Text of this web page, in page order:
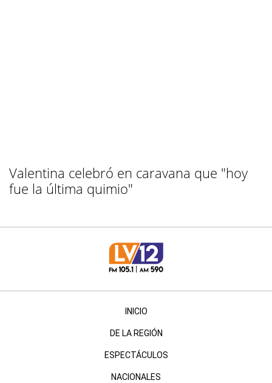
Valentina celebró en caravana que "hoy
fue la última quimio"
INICIO
DE LA REGIÓN
ESPECTÁCULOS
NACIONALES